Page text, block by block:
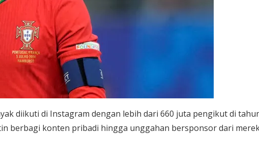
diikuti di Instagram dengan lebih dari 660 juta pengikut di
berbagi konten pribadi hingga unggahan bersponsor dari